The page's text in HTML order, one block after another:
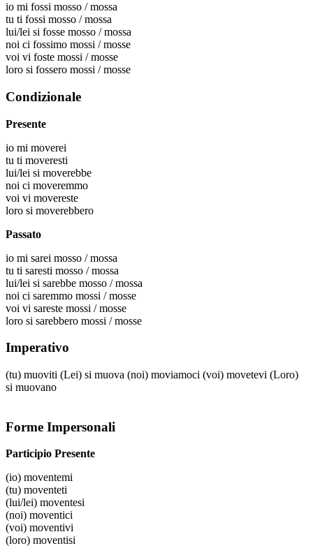
io mi fossi mosso / mossa
tu ti fossi mosso / mossa
lui/lei si fosse mosso / mossa
noi ci fossimo mossi / mosse
voi vi foste mossi / mosse
loro si fossero mossi / mosse
Condizionale
Presente
io mi moverei
tu ti moveresti
lui/lei si moverebbe
noi ci moveremmo
voi vi movereste
loro si moverebbero
Passato
io mi sarei mosso / mossa
tu ti saresti mosso / mossa
lui/lei si sarebbe mosso / mossa
noi ci saremmo mossi / mosse
voi vi sareste mossi / mosse
loro si sarebbero mossi / mosse
Imperativo
(tu) muoviti (Lei) si muova (noi) moviamoci (voi) movetevi (Loro)
si muovano
Forme Impersonali
Participio Presente
(io) moventemi
(tu) moventeti
(lui/lei) moventesi
(noi) moventici
(voi) moventivi
(loro) moventisi